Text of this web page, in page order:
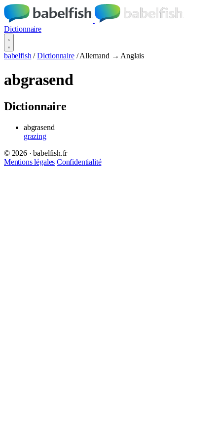
Dictionnaire
babelfish / Dictionnaire / Allemand → Anglais
abgrasend
Dictionnaire
abgrasend
grazing
© 2026 · babelfish.fr
Mentions légales Confidentialité